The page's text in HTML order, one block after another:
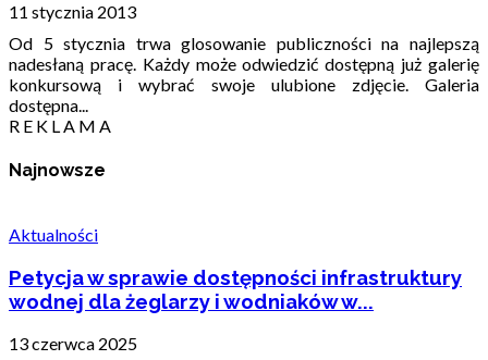
11 stycznia 2013
Od 5 stycznia trwa glosowanie publiczności na najlepszą
nadesłaną pracę. Każdy może odwiedzić dostępną już galerię
konkursową i wybrać swoje ulubione zdjęcie. Galeria
dostępna...
R E K L A M A
Najnowsze
Aktualności
Petycja w sprawie dostępności infrastruktury
wodnej dla żeglarzy i wodniaków w...
13 czerwca 2025